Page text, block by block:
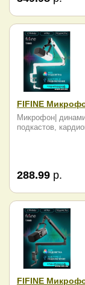
FIFINE
Микрофон|
подкастов,
288.99 р.
FIFINE